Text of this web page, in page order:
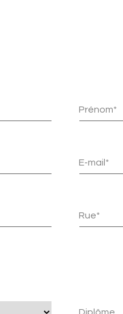
Prénom*
E-mail*
Rue*